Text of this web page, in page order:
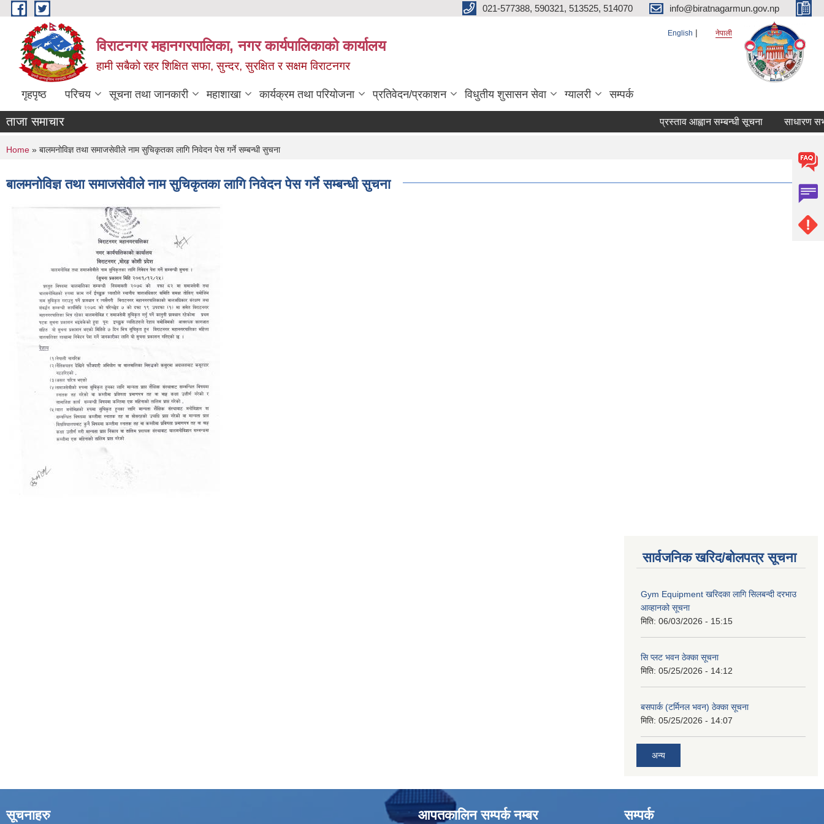
Skip to main content 021-577388, 590321, 513525, 514070 info@biratnagarmun.gov.np
विराटनगर महानगरपालिका, नगर कार्यपालिकाको कार्यालय
हामी सबैको रहर शिक्षित सफा, सुन्दर, सुरक्षित र सक्षम विराटनगर
English नेपाली
गृहपृष्ठ परिचय सूचना तथा जानकारी महाशाखा कार्यक्रम तथा परियोजना प्रतिवेदन/प्रकाशन विधुतीय शुसासन सेवा ग्यालरी सम्पर्क
ताजा समाचार प्रस्ताव आह्वान सम्बन्धी सूचना साधारण
You are here
Home » बालमनोविज्ञ तथा समाजसेवीले नाम सुचिकृतका लागि निवेदन पेस गर्ने सम्बन्धी सुचना
बालमनोविज्ञ तथा समाजसेवीले नाम सुचिकृतका लागि निवेदन पेस गर्ने सम्बन्धी सुचना
सार्वजनिक खरिद/बोलपत्र सूचना
Gym Equipment खरिदका लागि सिलबन्दी दरभाउ
आव्हानको सूचना
मिति: 06/03/2026 - 15:15
सि प्लट भवन ठेक्का सूचना
मिति: 05/25/2026 - 14:12
बसपार्क (टर्मिनल भवन) ठेक्का सूचना
मिति: 05/25/2026 - 14:07
अन्य
सूचनाहरु आपतकालिन सम्पर्क नम्बर सम्पर्क